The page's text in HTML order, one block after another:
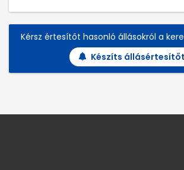
Kérsz értesítőt hasonló állásokról a
Készíts